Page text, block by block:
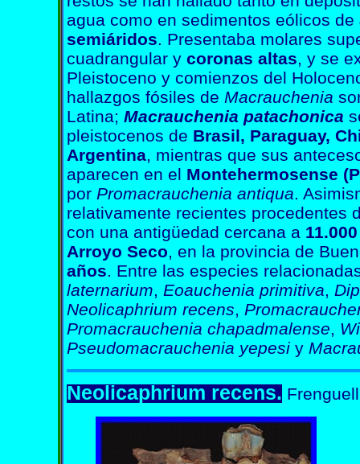
agua como en sedimentos eólicos de
semiáridos. Presentaba molares
cuadrangular y coronas altas, y se
Pleistoceno y comienzos del
hallazgos fósiles de Macrauchenia
Latina; Macrauchenia patachonica
pleistocenos de Brasil, Paraguay,
Argentina, mientras que sus
aparecen en el Montehermosense
por Promacrauchenia antiqua.
relativamente recientes procedentes
con una antigüedad cercana a
Arroyo Seco, en la provincia de
años. Entre las especies
laternarium, Eoauchenia primitiva,
Neolicaphrium recens,
Promacrauchenia chapadmalense,
Pseudomacrauchenia yepesi y
Neolicaphrium recens. F